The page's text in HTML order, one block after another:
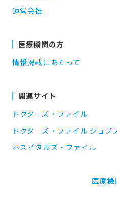
運営会社
医療機関の方
情報掲載にあたって
関連サイト
ドクターズ・ファイル
ドクターズ・ファイル ジョブ
ホスピタルズ・ファイル
医療